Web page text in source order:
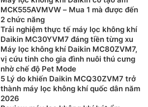
MCK555AVMVW – Mua 1 mà được đến
2 chức năng
Trải nghiệm thực tế máy lọc không khí
Daikin MC30YVM7 đáng tiền từng xu
Máy lọc không khí Daikin MC80ZVM7,
vị cứu tinh cho gia đình nuôi thú cưng
nhờ chế độ Pet Mode
5 Lý do khiến Daikin MCQ30ZVM7 trở
thành máy lọc không khí quốc dân năm
2026